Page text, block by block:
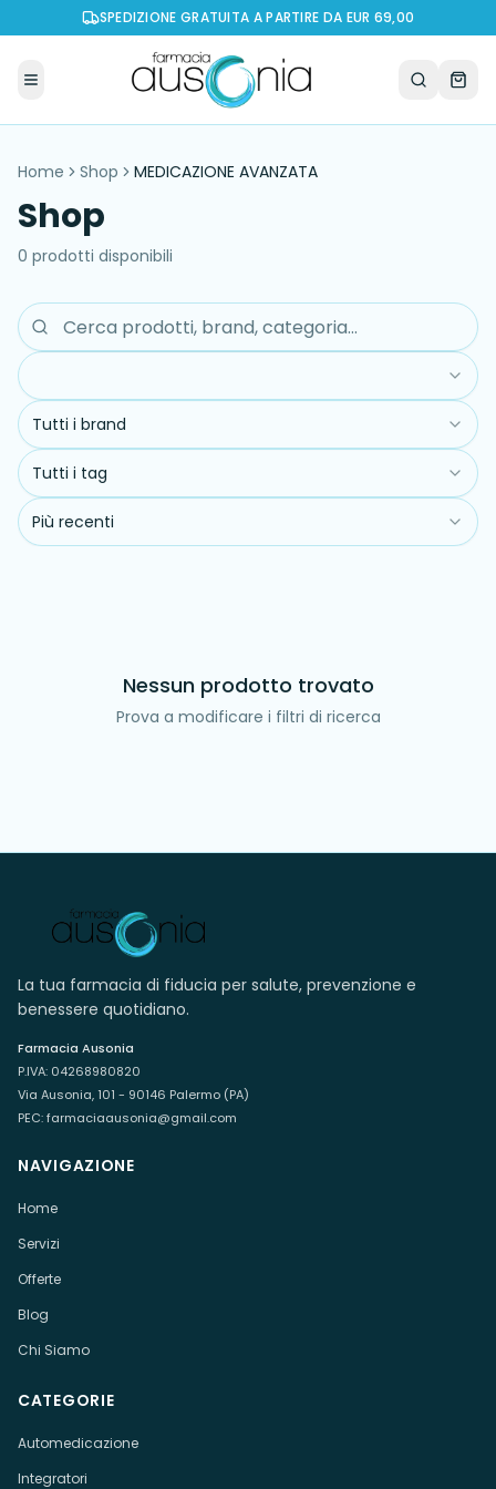
SPEDIZIONE GRATUITA A PARTIRE DA EUR 69,00
Home Shop MEDICAZIONE AVANZATA
Shop
0 prodotti disponibili
Tutti i brand
Tutti i tag
Più recenti
Nessun prodotto trovato
Prova a modificare i filtri di ricerca
La tua farmacia di fiducia per salute, prevenzione e
benessere quotidiano.
Farmacia Ausonia
P.IVA: 04268980820
Via Ausonia, 101 - 90146 Palermo (PA)
PEC:farmaciaausonia@gmail.com
NAVIGAZIONE
Home
Servizi
Offerte
Blog
Chi Siamo
CATEGORIE
Automedicazione
Integratori